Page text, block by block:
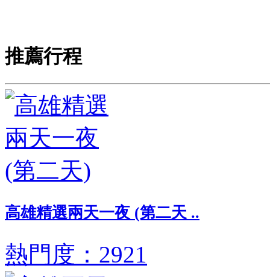
推薦行程
高雄精選兩天一夜 (第二天 ..
熱門度：2921